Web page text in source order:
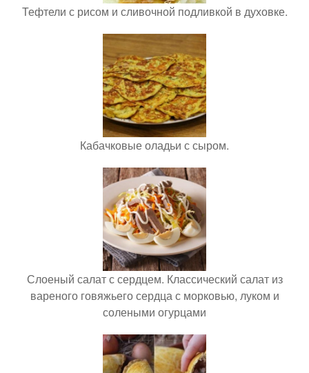
Тефтели с рисом и сливочной подливкой в духовке.
Кабачковые оладьи с сыром.
Слоеный салат с сердцем. Классический салат из
вареного говяжьего сердца с морковью, луком и
солеными огурцами